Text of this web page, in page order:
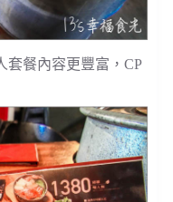
套餐內容更豐富，CP